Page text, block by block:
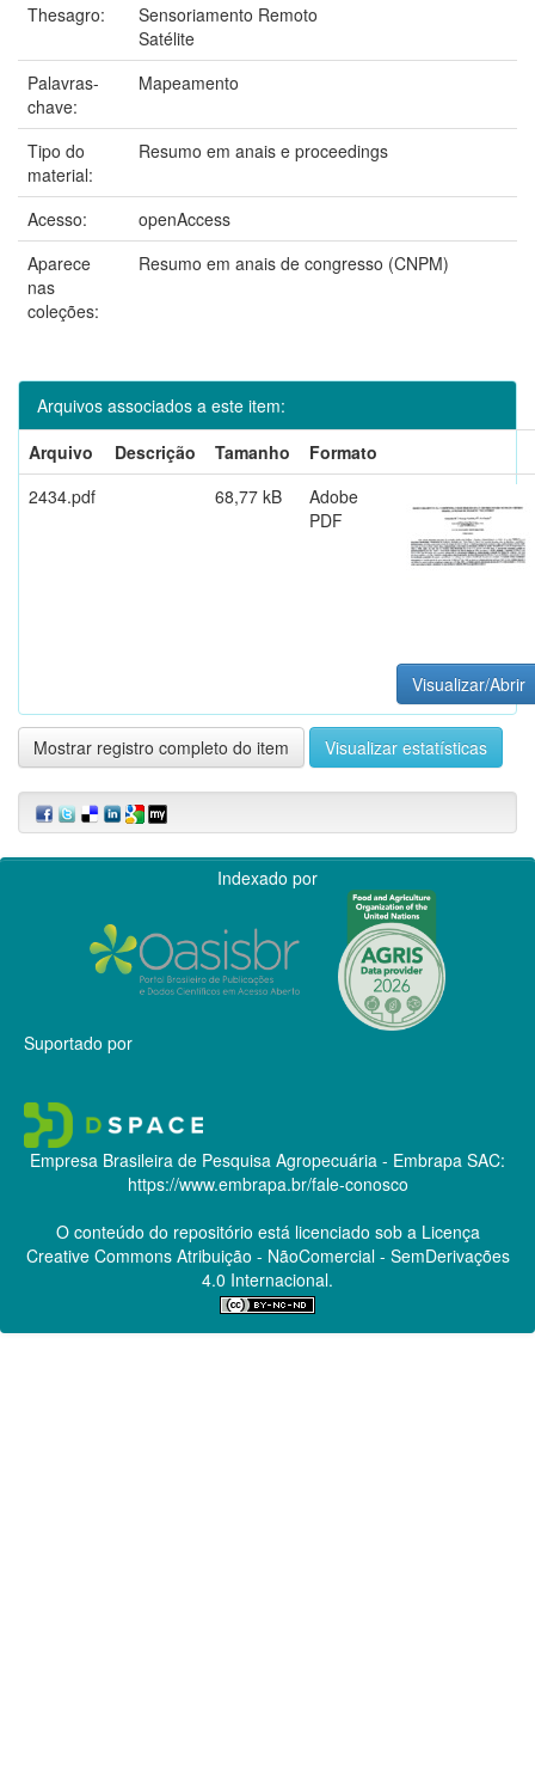
Thesagro:
Sensoriamento Remoto
Satélite
Palavras-
chave:
Mapeamento
Tipo do
material:
Resumo em anais e proceedings
Acesso:
openAccess
Aparece
nas
coleções:
Resumo em anais de congresso (CNPM)
Arquivos associados a este item:
Arquivo
Descrição Tamanho
Formato
2434.pdf
68,77 kB
Adobe
PDF
Visualizar/Abrir
Mostrar registro completo do item Visualizar estatísticas
Indexado por
Suportado por
Empresa Brasileira de Pesquisa Agropecuária - Embrapa SAC:
https://www.embrapa.br/fale-conosco
O conteúdo do repositório está licenciado sob a Licença
Creative CommonsAtribuição - NãoComercial - SemDerivações
4.0 Internacional.